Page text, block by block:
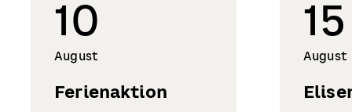
10
August
Ferienaktion
15
August